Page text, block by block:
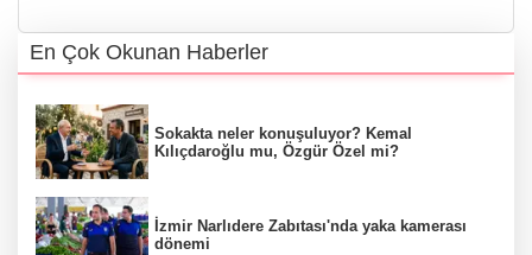
En Çok Okunan Haberler
Sokakta neler konuşuluyor? Kemal
Kılıçdaroğlu mu, Özgür Özel mi?
İzmir Narlıdere Zabıtası'nda yaka kamerası
dönemi